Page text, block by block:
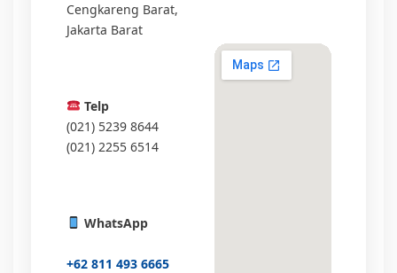
Cengkareng Barat,
Jakarta Barat
Telp
(021) 5239 8644
(021) 2255 6514
WhatsApp
+62 811 493 6665